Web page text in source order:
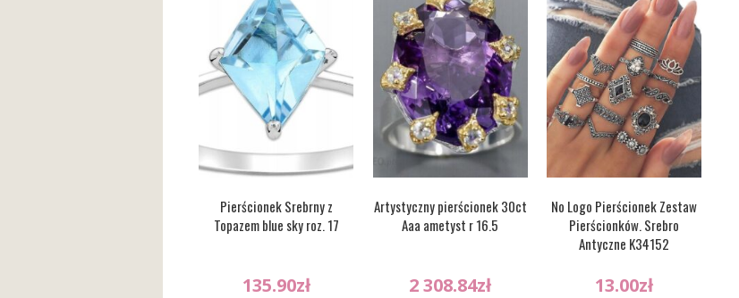
Pierścionek Srebrny z
Topazem blue sky roz. 17
135.90zł
Artystyczny pierścionek 30ct
Aaa ametyst r 16.5
2 308.84zł
No Logo Pierścionek Zestaw
Pierścionków. Srebro
Antyczne K34152
13.00zł